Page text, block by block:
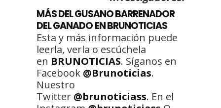
MÁS DEL GUSANO BARRENADOR
DEL GANADO EN BRUNOTICIAS
Esta y más información puede
leerla, verla o escúchela
en BRUNOTICIAS. Síganos en
Facebook @Brunoticias.
Nuestro
Twitter @brunoticiass. En el